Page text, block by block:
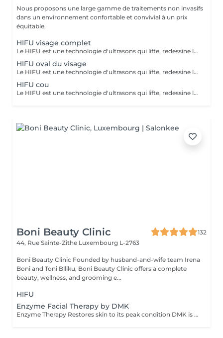
Nous proposons une large gamme de traitements non invasifs
dans un environnement confortable et convivial à un prix
équitable.
HIFU visage complet
Le HIFU est une technologie d'ultrasons qui lifte, redessine les contours du visage et raffermit la peau en ciblant les couches profondes pour un effet anti-âge. La LUMINOTHÉRAPIE du visage consiste à exposer la peau à des lumières LED afin de stimuler le renouvellement cellulaire et améliorer l'éclat du teint.
HIFU oval du visage
Le HIFU est une technologie d'ultrasons qui lifte, redessine les contours du visage et raffermit la peau en ciblant les couches profondes pour un effet anti-âge.
HIFU cou
Le HIFU est une technologie d'ultrasons qui lifte, redessine les contours du visage et raffermit la peau en ciblant les couches profondes pour un effet anti-âge. La LUMINOTHÉRAPIE du cou consiste à exposer la peau à des lumières LED afin de stimuler le renouvellement cellulaire et améliorer la texture de la peau.
Boni Beauty Clinic
132
44, Rue Sainte-Zithe Luxembourg L-2763
Boni Beauty Clinic Founded by husband-and-wife team Irena
Boni and Toni Blliku, Boni Beauty Clinic offers a complete
beauty, wellness, and grooming e...
HIFU
Enzyme Facial Therapy by DMK
Enzyme Therapy Restores skin to its peak condition DMK is the only company in the world to utilize the beneficial effects of transfer-messenger enzymes. Enzymes are living substances that regulate health and work with certain minerals in the body to form a natural system of antioxidants that fight corrosive free radicals. Properly formulated, they can remove dead protein, toxins, and other effluvia from the epidermis using a process called 'reverse osmosis.' DMK Enzyme Treatments work with the skin. The enzymes aim to strengthen the structural integrity of the skin to create a healthy environment for cells to live and thrive. Thérapie enzymatique Restaure la peau à son état optimal DMK est la seule entreprise au monde à utiliser les effets bénéfiques des enzymes de transfert de messagers. Les enzymes sont des substances vivantes qui régulent la santé et travaillent avec certains minéraux du corps pour former un système naturel d'antioxydants qui combattent les radicaux libres corrosifs. Correctement formulés, ils peuvent éliminer les protéines mortes, les toxines et autres effluves de l'épiderme grâce à un processus appelé « osmose inverse ». Les traitements enzymatiques DMK agissent avec la peau. Les enzymes visent à renforcer l'intégrité structurelle de la peau afin de créer un environnement sain permettant aux cellules de vivre et de se développer.